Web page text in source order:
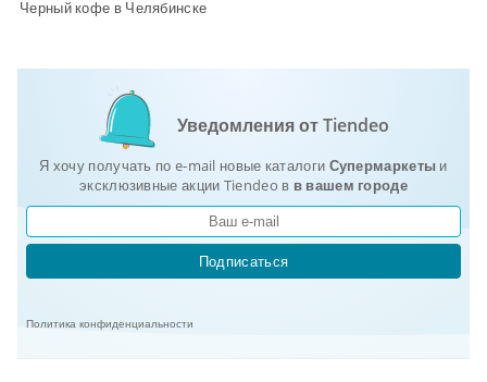
Черный кофе в Челябинске
Уведомления от Tiendeo
Я хочу получать по e-mail новые каталоги Супермаркеты и
эксклюзивные акции Tiendeo в в вашем городе
Подписаться
Политика конфиденциальности